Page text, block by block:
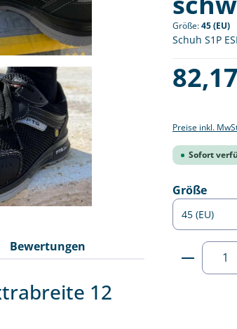
Größe:45 (EU)
Schuh S1P
Regulärer
Preise inkl.
Sofort
Größe
Bewertungen
12